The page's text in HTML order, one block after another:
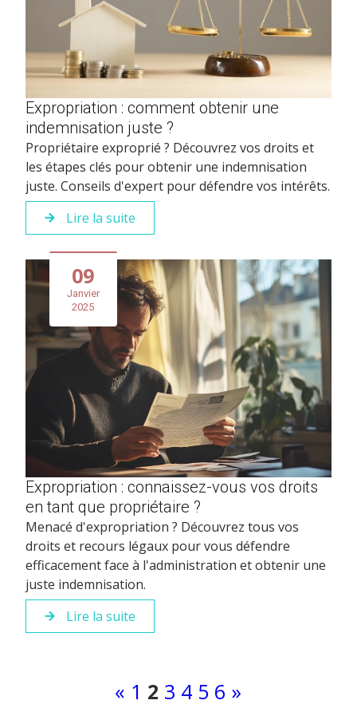
Expropriation : comment obtenir une
indemnisation juste ?
Propriétaire exproprié ? Découvrez vos droits et
les étapes clés pour obtenir une indemnisation
juste. Conseils d'expert pour défendre vos intérêts.
Lire la suite
09
Janvier
2025
Expropriation : connaissez-vous vos droits
en tant que propriétaire ?
Menacé d'expropriation ? Découvrez tous vos
droits et recours légaux pour vous défendre
efficacement face à l'administration et obtenir une
juste indemnisation.
Lire la suite
« 1 2 3 4 5 6 »